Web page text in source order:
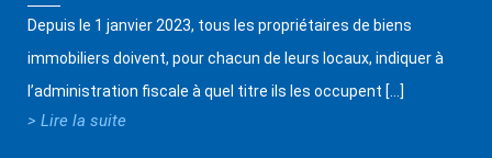
Depuis le 1 janvier 2023, tous les propriétaires de biens
immobiliers doivent, pour chacun de leurs locaux, indiquer à
l’administration fiscale à quel titre ils les occupent […]
> Lire la suite